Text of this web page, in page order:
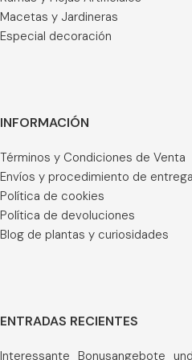
Macetas y Jardineras
Especial decoración
INFORMACIÓN
Términos y Condiciones de Venta
Envíos y procedimiento de entrega
Política de cookies
Política de devoluciones
Blog de plantas y curiosidades
ENTRADAS RECIENTES